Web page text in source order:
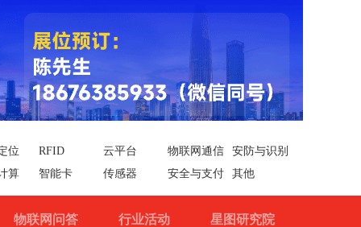
位 RFID 云平台 物联网通信
安防与识别
算
智能卡 传感器 安全与支付 其他
物联网问答 行业活动 星图研究院